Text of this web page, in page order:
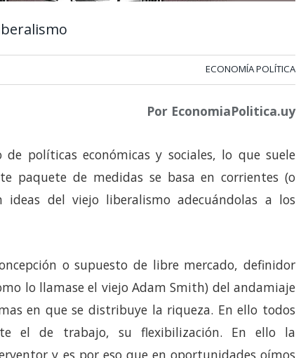
ECONOMÍA POLÍTICA
Por EconomiaPolitica.uy
políticas económicas y sociales, lo que suele
paquete de medidas se basa en corrientes (o
ideas del viejo liberalismo adecuándolas a los
o supuesto de libre mercado, definidor
lo llamase el viejo Adam Smith) del andamiaje
en que se distribuye la riqueza. En ello todos
el de trabajo, su flexibilización. En ello la